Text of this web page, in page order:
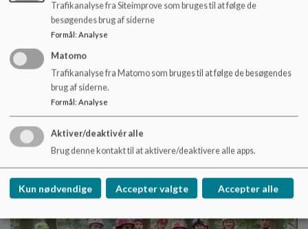
Når man starter efter ferien, er der adskillige intro-
aktiviteter på skolen efterfulgt af en overnatning, hvor
teambuilding og hyggeligt samvær vil være i højsæde.
I 9. klasse tager vi på lejrskole, hvor turen eksempelvis går til
Bornholm. Afslutningsvis tager vi en dagstur til København
eller Århus, hvis vores økonomi tillader det.
Trafikanalyse fra Siteimprove som bruges til at følge de
besøgendes brug af siderne
Formål : Analyse
Matomo
Trafikanalyse fra Matomo som bruges til at følge de besøgendes
brug af siderne.
Formål: Analyse
Aktiver/deaktivér alle
Brug denne kontakt til at aktivere/deaktivere alle apps.
Kun nødvendige Accepter valgte Accepter alle